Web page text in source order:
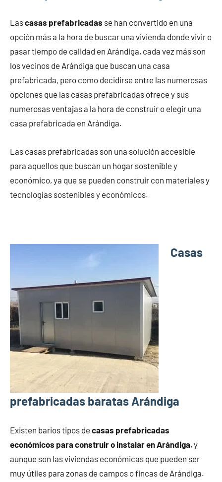
Lascasas prefabricadas se han convertido en una
opción más a la hora de buscar una vivienda donde vivir o
pasar tiempo de calidad en Arándiga, cada vez más son
los vecinos de Arándiga que buscan una casa
prefabricada, pero como decidirse entre las numerosas
opciones que las casas prefabricadas ofrece y sus
numerosas ventajas a la hora de construir o elegir una
casa prefabricada en Arándiga.
Las casas prefabricadas son una solución accesible
para aquellos que buscan un hogar sostenible y
económico, ya que se pueden construir con materiales y
tecnologías sostenibles y económicos.
Casas
prefabricadas baratas Arándiga
Existen barios tipos de casas prefabricadas
económicos para construir o instalar en Arándiga, y
aunque son las viviendas económicas que pueden ser
muy útiles para zonas de campos o fincas de Arándiga.